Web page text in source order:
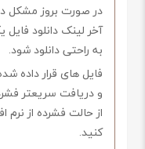
در صورت بروز مشکل
آخر لینک دانلود
به راحتی دانلود شود.
فایل های قرار داده
و دریافت سریعتر
کنید.